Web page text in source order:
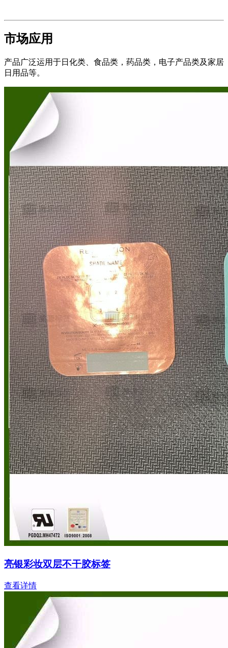
市场应用
产品广泛运用于日化类、食品类，药品类，电子产品类及家居
日用品等。
亮银彩妆双层不干胶标签
查看详情